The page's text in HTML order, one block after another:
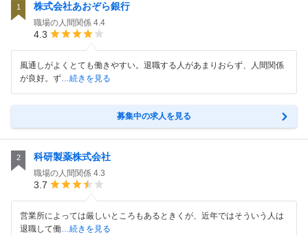
1 株式会社あおぞら銀行
職場の人間関係 4.4
4.3
風通しがよくとても働きやすい。退職する人があまりおらず、人間関係
が良好。ず…続きを見る
募集中の求人を見る
2 科研製薬株式会社
職場の人間関係 4.3
3.7
営業所によっては厳しいところもあるときくが、近年ではそういう人は
退職して働…続きを見る